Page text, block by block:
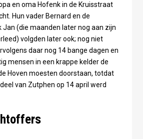
en oma Hofenk in de Kruisstraat
Hun vader Bernard en de
Jan (die maanden later nog aan zijn
volgden later ook; nog niet
daar nog 14 bange dagen en
mensen in een krappe kelder de
Hoven moesten doorstaan, totdat
van Zutphen op 14 april werd